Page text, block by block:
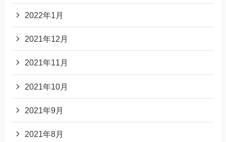
2022年1月
2021年12月
2021年11月
2021年10月
2021年9月
2021年8月